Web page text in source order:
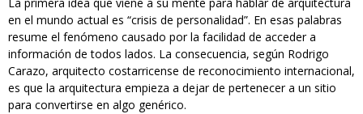
en el mundo actual es “crisis de personalidad”. En esas palabras
resume el fenómeno causado por la facilidad de acceder a
información de todos lados. La consecuencia, según Rodrigo
Carazo, arquitecto costarricense de reconocimiento internacional,
es que la arquitectura empieza a dejar de pertenecer a un sitio
para convertirse en algo genérico.